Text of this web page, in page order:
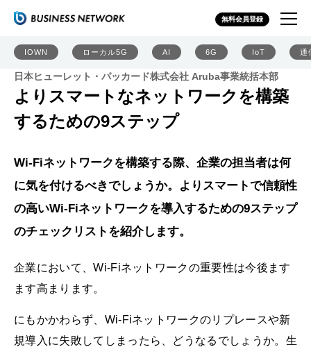
無料会員登録
IOWN ローカル5G AI 6G IoT 通
日本ヒューレット・パッカード株式会社 Aruba事業統括本部
よりスマートなネットワークを構築
するための9ステップ
Wi-Fiネットワークを構築する際、企業の担当者は何
に気を付けるべきでしょうか。よりスマートで信頼性
の高いWi-Fiネットワークを導入するための9ステップ
のチェックリストを紹介します。
企業において、Wi-Fiネットワークの重要性は今後ます
ます高まります。
にもかかわらず、Wi-Fiネットワークのリプレースや新
規導入に失敗してしまったら、どうなるでしょうか。生